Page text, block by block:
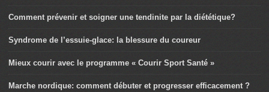
Comment prévenir et soigner une tendinite par la diététique?
Syndrome de l’essuie-glace: la blessure du coureur
Mieux courir avec le programme « Courir Sport Santé »
Marche nordique: comment débuter et progresser efficacement ?